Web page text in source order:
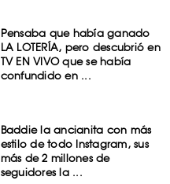
Pensaba que había ganado
LA LOTERÍA, pero descubrió en
TV EN VIVO que se había
confundido en ...
Baddie la ancianita con más
estilo de todo Instagram, sus
más de 2 millones de
seguidores la ...